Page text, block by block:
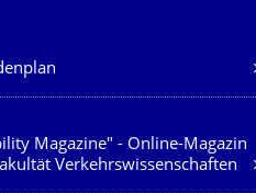
Dienste
Magazine" - Online-Magazin
Verkehrswissenschaften